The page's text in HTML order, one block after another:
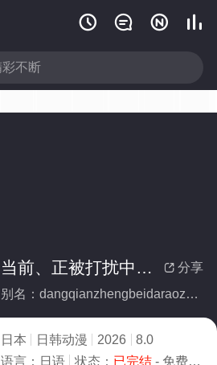
   
 分享
当前、正被打扰中！(全集)
别名：dangqianzhengbeidaraozhong
日本 日韩动漫 2026
8.0
语言： 日语 状态： 已完结- 免费在线观看